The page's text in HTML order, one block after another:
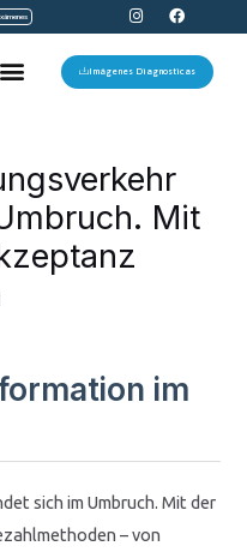
I
n
s
t
a
F
a
c
e
b
Menu Imágenes Diagnosticas
Mit
im
sich im Umbruch. Mit der
– von